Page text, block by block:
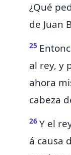
¿Qué
de Juan
25
al rey, y
ahora
cabeza
26 Y el
á causa